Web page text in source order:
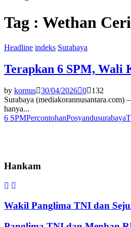
Tag : Wethan
Headline indeks Surabaya
Terapkan 6 SPM, Wali
by kornus 30/04/2026 0
132
Surabaya
hanya...
6 SPMPercontohanPosyandusurabaya
Hankam
Wakil Panglima TNI dan